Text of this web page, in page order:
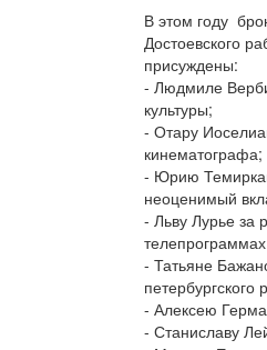
В этом году
Достоевского
присуждены:
- Людмиле
культуры;
- Отару
кинематографа;
- Юрию
неоценимый
- Льву Лурье за
- Татьяне
- Алексею
- Станиславу